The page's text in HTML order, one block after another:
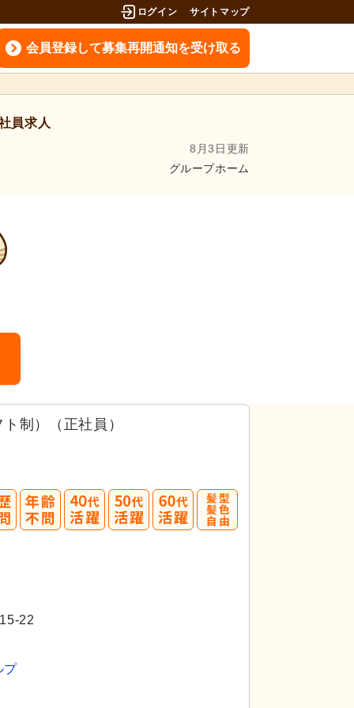
ログイン サイトマップ
会員登録して募集再開通知を受け取る
員求人
8月3日更新
グループホーム
制）（正社員）
22
プ